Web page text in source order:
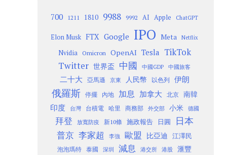
700 1211 1810 9988 9992 AI Apple ChatGPT
Elon Musk FTX Google IPO Meta Netflix
Nvidia Omicron OpenAI Tesla TikTok
Twitter 世界盃 中國 中國GDP 中國旅客
二十大 亞馬遜 京東 人民幣 以色列 伊朗
俄羅斯 停擺 內地 加息 加拿大 北京
南韓
印度
台灣 台積電 哈里 商務部 外交部 小米 德國
拜登 放寬防疫 新10條 施政報告 日圓 日本
普京 李家超 李強 歐盟 比亞迪 江澤民
泡泡瑪特 泰國 深圳 減息 港交所 港股 滙豐